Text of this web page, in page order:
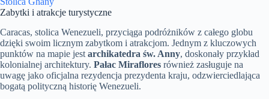
Zabytki i atrakcje turystyczne
Caracas, stolica Wenezueli, przyciąga podróżników z całego globu
dzięki swoim licznym zabytkom i atrakcjom. Jednym z kluczowych
punktów na mapie jest archikatedra św. Anny, doskonały przykład
kolonialnej architektury. Pałac Miraflores również zasługuje na
uwagę jako oficjalna rezydencja prezydenta kraju, odzwierciedlająca
bogatą polityczną historię Wenezueli.